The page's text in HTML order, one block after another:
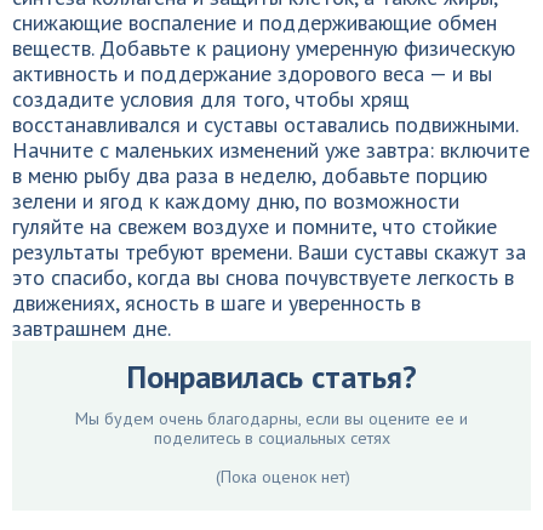
снижающие воспаление и поддерживающие обмен
веществ. Добавьте к рациону умеренную физическую
активность и поддержание здорового веса — и вы
создадите условия для того, чтобы хрящ
восстанавливался и суставы оставались подвижными.
Начните с маленьких изменений уже завтра: включите
в меню рыбу два раза в неделю, добавьте порцию
зелени и ягод к каждому дню, по возможности
гуляйте на свежем воздухе и помните, что стойкие
результаты требуют времени. Ваши суставы скажут за
это спасибо, когда вы снова почувствуете легкость в
движениях, ясность в шаге и уверенность в
завтрашнем дне.
Понравилась статья?
Мы будем очень благодарны, если вы оцените ее и
поделитесь в социальных сетях
(Пока оценок нет)